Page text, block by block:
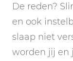
De reden?
en ook
slaap niet
worden jij en